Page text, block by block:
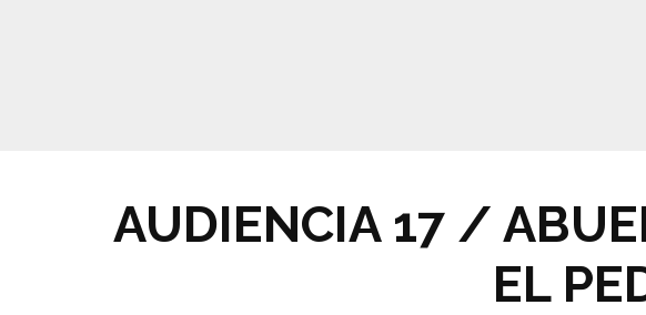
AUDIENCIA 17 /
EL